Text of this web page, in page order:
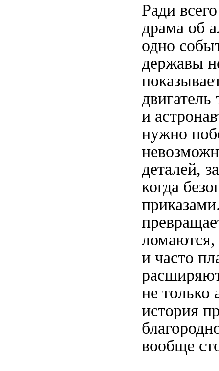
Ради
драма об
одно
державы
и
нужно
деталей,
когда
ломаются,
и часто
не только
история
вообще